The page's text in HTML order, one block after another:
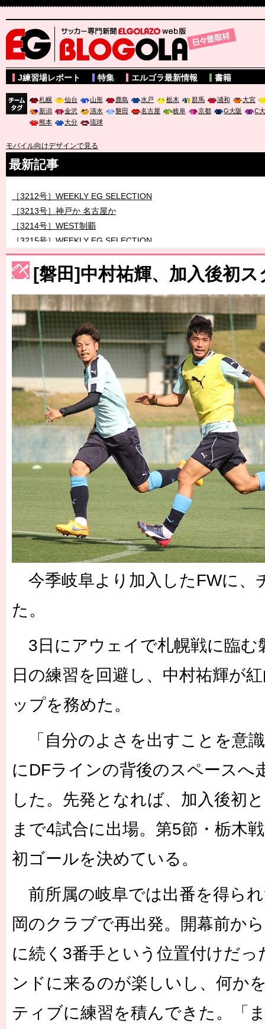
サッカー専門新聞ELGOLAZO web版 BLOGOLA
J練習場レポート 特集 エルゴラ最新情報 書籍
札幌 仙台 山形 鹿島 水戸 栃木 群馬 浦和
大宮
新潟
金沢 清水 磐田 名古屋 岐阜 京都 G大阪
C
熊本
大分 琉球
モバイル向けデザインで見る
最新記事
［3215号］WEEKLY EG SELECTION
［3216号］行く末占うラストワン
［3217号］最高の景色へ出国
［3218号］WEEKLY EG SELECTION
［3219号］特別な覇者へ 大逆転か連破か
［3220号］伝説の王者、黄金のシャーレ
[磐田]中村祐輝、加入後初ス
今季岐阜より加入したFWに、
た。
3日にアウェイで札幌戦に臨む
日の練習を回避し、中村祐輝が
ップを務めた。
「自分のよさを出すことを意
にDFラインの背後のスペースへ
した。先発となれば、加入後初
まで4試合に出場。第5節・栃木
初ゴールを決めている。
前所属の岐阜では出番を得ら
岡のクラブで再出発。開幕前か
に続く3番手という位置付けだ
ンドに来るのが楽しいし、何か
ティブに練習を積んできた。「